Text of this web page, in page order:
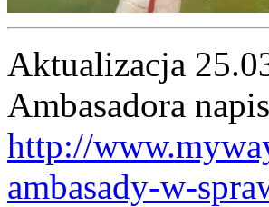
Aktualizacja
Ambasadora
http://
ambasady-w-